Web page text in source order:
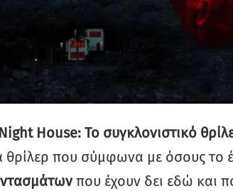
House: Το συγκλονιστικό
θρίλερ που σύμφωνα με όσους το
που έχουν δει εδώ και